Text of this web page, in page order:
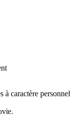
à caractère personnel